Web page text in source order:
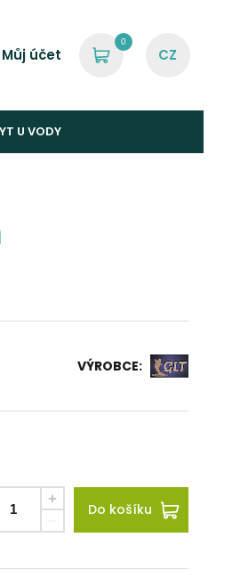
Můj účet
0
U VODY
VÝROBCE:
Do košíku